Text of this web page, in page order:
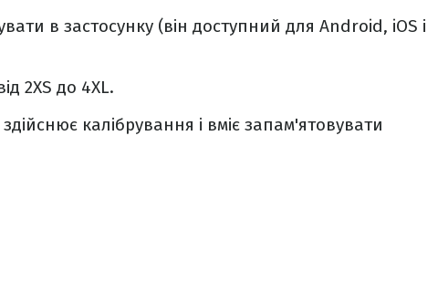
в застосунку (він доступний для Android, iOS і
2XS до 4XL.
калібрування і вміє запам'ятовувати